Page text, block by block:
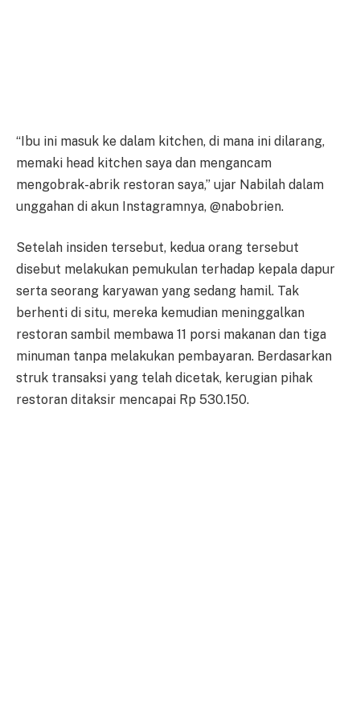
“Ibu ini masuk ke dalam kitchen, di mana ini dilarang,
memaki head kitchen saya dan mengancam
mengobrak-abrik restoran saya,” ujar Nabilah dalam
unggahan di akun Instagramnya, @nabobrien.
Setelah insiden tersebut, kedua orang tersebut
disebut melakukan pemukulan terhadap kepala dapur
serta seorang karyawan yang sedang hamil. Tak
berhenti di situ, mereka kemudian meninggalkan
restoran sambil membawa 11 porsi makanan dan tiga
minuman tanpa melakukan pembayaran. Berdasarkan
struk transaksi yang telah dicetak, kerugian pihak
restoran ditaksir mencapai Rp 530.150.